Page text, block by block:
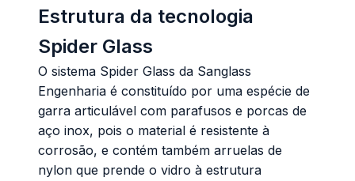
Estrutura da tecnologia
Spider Glass
O sistema Spider Glass da Sanglass
Engenharia é constituído por uma espécie de
garra articulável com parafusos e porcas de
aço inox, pois o material é resistente à
corrosão, e contém também arruelas de
nylon que prende o vidro à estrutura